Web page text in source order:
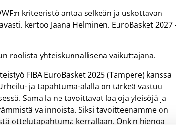
kriteeristö antaa selkeän ja uskottavan
kertoo Jaana Helminen, EuroBasket 2027
roolista yhteiskunnallisena vaikuttajana.
FIBA EuroBasket 2025 (Tampere) kanssa
ja tapahtuma-alalla on tärkeä vastuu
Samalla ne tavoittavat laajoja yleisöjä ja
valinnoista. Siksi tavoitteenamme on
ottelutapahtuma kerrallaan. Onkin hienoa